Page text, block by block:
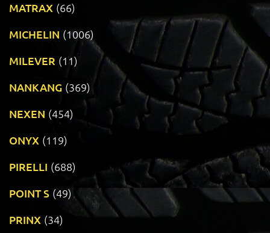
MATRAX (66)
MICHELIN (1006)
MILEVER (11)
NANKANG (369)
NEXEN (454)
ONYX (119)
PIRELLI (688)
POINT S (49)
PRINX (34)